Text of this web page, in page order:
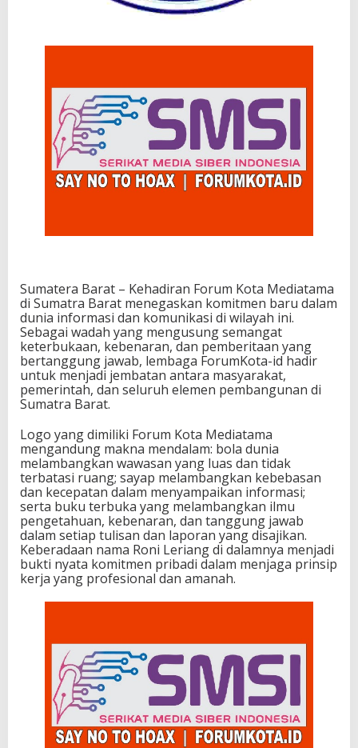
Sumatera Barat – Kehadiran Forum Kota Mediatama
di Sumatra Barat menegaskan komitmen baru dalam
dunia informasi dan komunikasi di wilayah ini.
Sebagai wadah yang mengusung semangat
keterbukaan, kebenaran, dan pemberitaan yang
bertanggung jawab, lembaga ForumKota-id hadir
untuk menjadi jembatan antara masyarakat,
pemerintah, dan seluruh elemen pembangunan di
Sumatra Barat.
Logo yang dimiliki Forum Kota Mediatama
mengandung makna mendalam: bola dunia
melambangkan wawasan yang luas dan tidak
terbatasi ruang; sayap melambangkan kebebasan
dan kecepatan dalam menyampaikan informasi;
serta buku terbuka yang melambangkan ilmu
pengetahuan, kebenaran, dan tanggung jawab
dalam setiap tulisan dan laporan yang disajikan.
Keberadaan nama Roni Leriang di dalamnya menjadi
bukti nyata komitmen pribadi dalam menjaga prinsip
kerja yang profesional dan amanah.